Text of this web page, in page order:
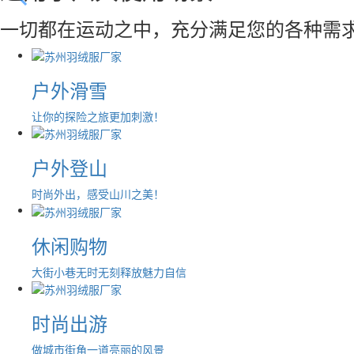
一切都在运动之中，充分满足您的各种需
户外滑雪
让你的探险之旅更加刺激！
户外登山
时尚外出，感受山川之美！
休闲购物
大街小巷无时无刻释放魅力自信
时尚出游
做城市街角一道亮丽的风景